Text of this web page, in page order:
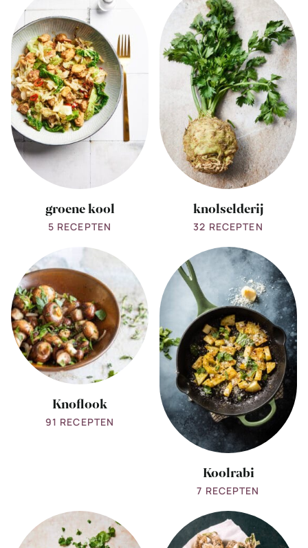
all
groene
kool
groene kool
5 RECEPTEN
all
knolselderij
knolselderij
32 RECEPTEN
View
all
Knoflook
Knoflook
91 RECEPTEN
View
all
Koolrabi
Koolrabi
7 RECEPTEN
View
all
View
all